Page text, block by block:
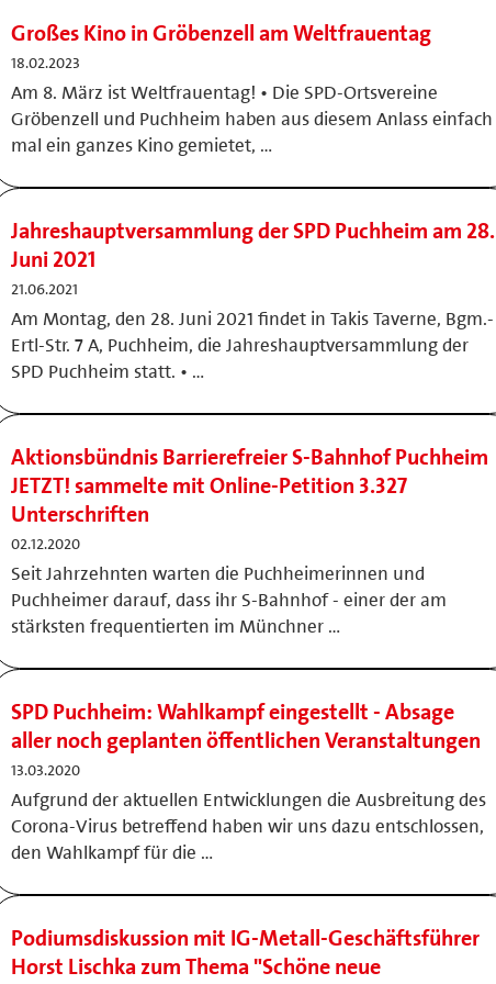
Großes Kino in Gröbenzell am Weltfrauentag
18.02.2023
Am 8. März ist Weltfrauentag! • Die SPD-Ortsvereine
Gröbenzell und Puchheim haben aus diesem Anlass einfach
mal ein ganzes Kino gemietet, …
Jahreshauptversammlung der SPD Puchheim am 28.
Juni 2021
21.06.2021
Am Montag, den 28. Juni 2021 findet in Takis Taverne, Bgm.-
Ertl-Str. 7 A, Puchheim, die Jahreshauptversammlung der
SPD Puchheim statt. • …
Aktionsbündnis Barrierefreier S-Bahnhof Puchheim
JETZT! sammelte mit Online-Petition 3.327
Unterschriften
02.12.2020
Seit Jahrzehnten warten die Puchheimerinnen und
Puchheimer darauf, dass ihr S-Bahnhof - einer der am
stärksten frequentierten im Münchner …
SPD Puchheim: Wahlkampf eingestellt - Absage
aller noch geplanten öffentlichen Veranstaltungen
13.03.2020
Aufgrund der aktuellen Entwicklungen die Ausbreitung des
Corona-Virus betreffend haben wir uns dazu entschlossen,
den Wahlkampf für die …
Podiumsdiskussion mit IG-Metall-Geschäftsführer
Horst Lischka zum Thema "Schöne neue